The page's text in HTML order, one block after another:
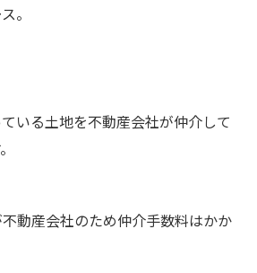
。
いる土地を不動産会社が仲介して
動産会社のため仲介手数料はかか